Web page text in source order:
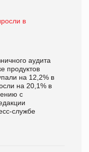
в
аудита
продуктов
на 12,2% в
на 20,1% в
с
службе